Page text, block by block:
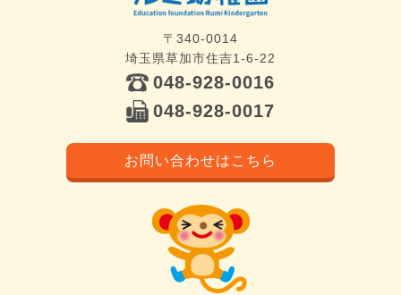
〒340-0014
埼⽟県草加市住吉1-6-22
048-928-0016
048-928-0017
お問い合わせはこちら